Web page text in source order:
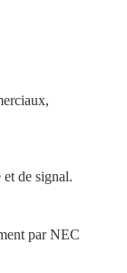
de signal.
par NEC